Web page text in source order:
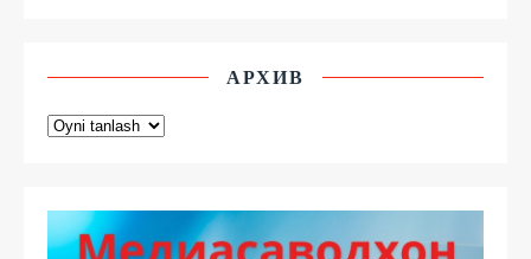
АРХИВ